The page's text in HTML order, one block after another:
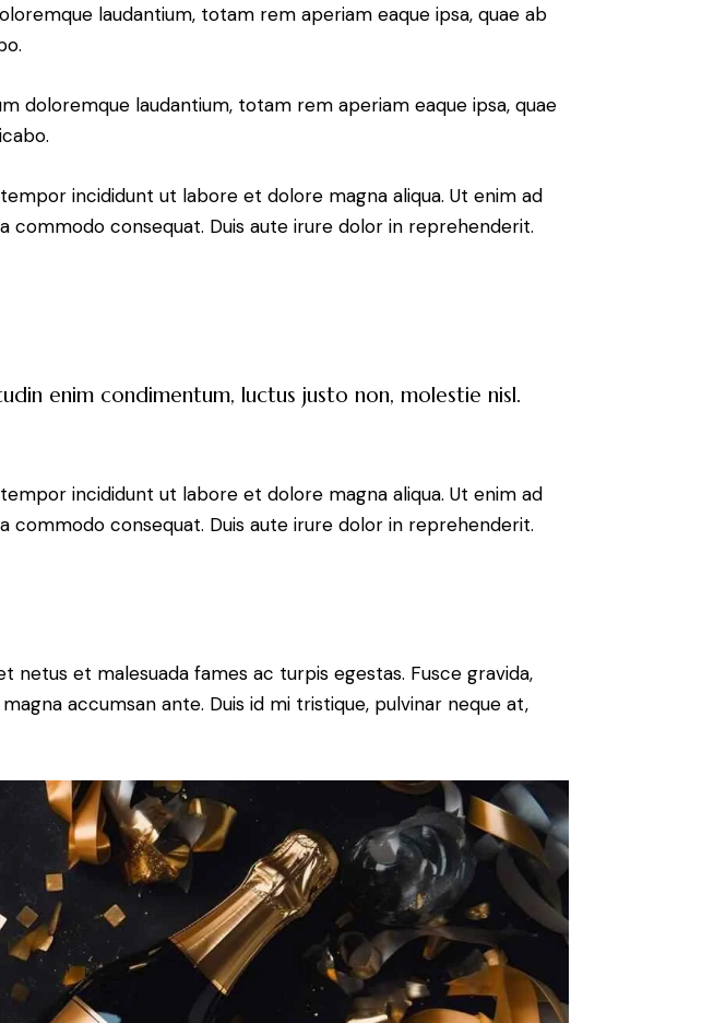
laudantium, totam rem aperiam eaque ipsa, quae ab
doloremque laudantium, totam rem aperiam eaque ipsa, quae
incididunt ut labore et dolore magna aliqua. Ut enim ad
commodo consequat. Duis aute irure dolor in reprehenderit.
enim condimentum, luctus justo non, molestie nisl.
incididunt ut labore et dolore magna aliqua. Ut enim ad
commodo consequat. Duis aute irure dolor in reprehenderit.
et malesuada fames ac turpis egestas. Fusce gravida,
accumsan ante. Duis id mi tristique, pulvinar neque at,